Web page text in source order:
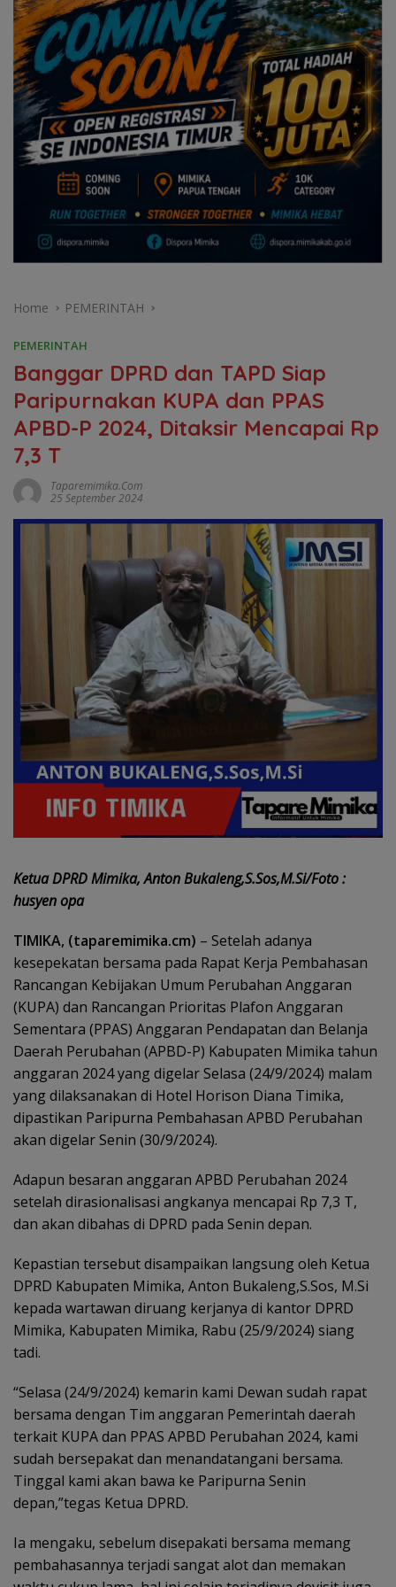
Home PEMERINTAH
PEMERINTAH
Banggar DPRD dan TAPD Siap
Paripurnakan KUPA dan PPAS
APBD-P 2024, Ditaksir Mencapai Rp
7,3 T
Taparemimika.com
25 September 2024
Ketua DPRD Mimika, Anton Bukaleng,S.Sos,M.Si/Foto :
husyen opa
TIMIKA, (taparemimika.cm) – Setelah adanya
kesepekatan bersama pada Rapat Kerja Pembahasan
Rancangan Kebijakan Umum Perubahan Anggaran
(KUPA) dan Rancangan Prioritas Plafon Anggaran
Sementara (PPAS) Anggaran Pendapatan dan Belanja
Daerah Perubahan (APBD-P) Kabupaten Mimika tahun
anggaran 2024 yang digelar Selasa (24/9/2024) malam
yang dilaksanakan di Hotel Horison Diana Timika,
dipastikan Paripurna Pembahasan APBD Perubahan
akan digelar Senin (30/9/2024).
Adapun besaran anggaran APBD Perubahan 2024
setelah dirasionalisasi angkanya mencapai Rp 7,3 T,
dan akan dibahas di DPRD pada Senin depan.
Kepastian tersebut disampaikan langsung oleh Ketua
DPRD Kabupaten Mimika, Anton Bukaleng,S.Sos, M.Si
kepada wartawan diruang kerjanya di kantor DPRD
Mimika, Kabupaten Mimika, Rabu (25/9/2024) siang
tadi.
“Selasa (24/9/2024) kemarin kami Dewan sudah rapat
bersama dengan Tim anggaran Pemerintah daerah
terkait KUPA dan PPAS APBD Perubahan 2024, kami
sudah bersepakat dan menandatangani bersama.
Tinggal kami akan bawa ke Paripurna Senin
depan,”tegas Ketua DPRD.
Ia mengaku, sebelum disepakati bersama memang
pembahasannya terjadi sangat alot dan memakan